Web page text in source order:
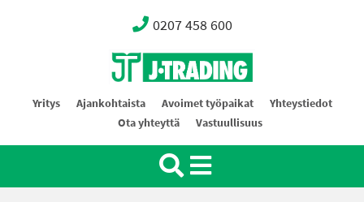
0207 458 600
Oy J-Trading Ab
Yritys Ajankohtaista Avoimet työpaikat
Yhteystiedot
Ota yhteyttä
Vastuullisuus